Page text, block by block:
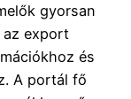
gyorsan
az export
és
A portál fő